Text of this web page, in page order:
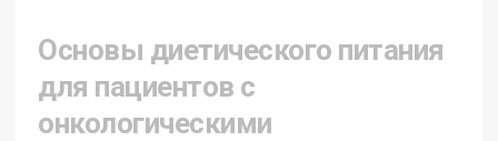
Основы диетического питания
для пациентов с
онкологическими